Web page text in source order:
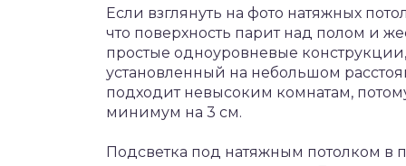
Если взглянуть на фото натяжных
что поверхность парит над полом и
простые одноуровневые
установленный на небольшом
подходит невысоким комнатам,
минимум на 3 см.
Подсветка под натяжным потолком в